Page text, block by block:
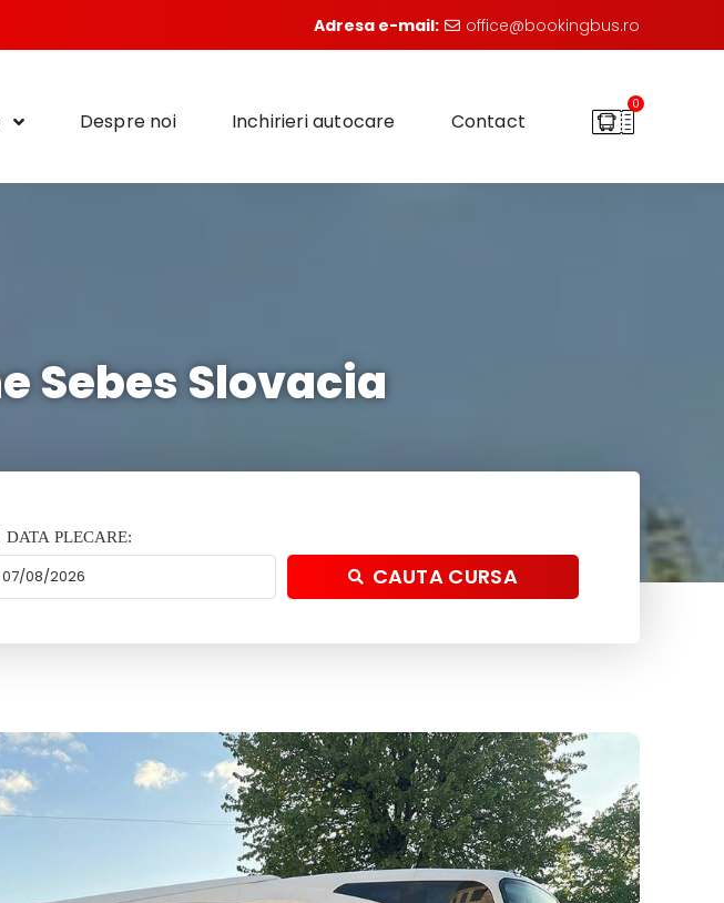
Adresa e-mail: office@bookingbus.ro
Despre noi Inchirieri autocare Contact
0
Sebes Slovacia
DATA PLECARE:
CAUTA CURSA